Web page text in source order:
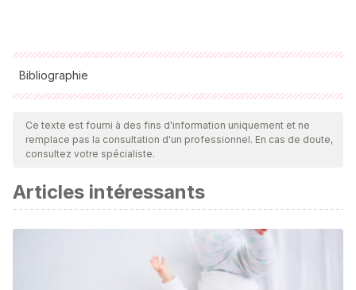
Bibliographie
Toutes les sources citées ont été examinées en profondeur
par notre équipe pour garantir leur qualité, leur fiabilité, leur
actualité et leur validité. La bibliographie de cet article a été
ou scientifique
Español, S. M., & M y Pattin, M.(2008). La base del
movimiento en el habla y en el canto dirigidos a bebés. In
VII Reunión Anual de SACCoM (Sociedad Argentina para
las Ciencias Cognitivas de la Música)
. Saccom.
Ce texte est fourni à des fins d'information uniquement et ne
remplace pas la consultation d'un professionnel. En cas de doute,
consultez votre spécialiste.
Articles intéressants